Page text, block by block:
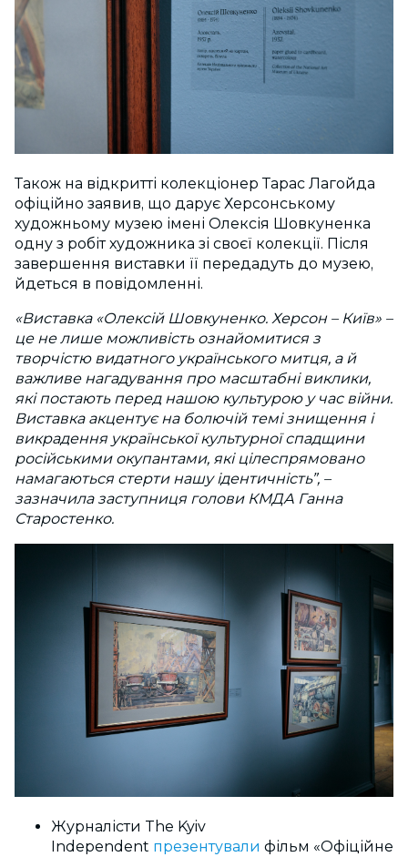
Також на відкритті колекціонер Тарас Лагойда
офіційно заявив, що дарує Херсонському
художньому музею імені Олексія Шовкуненка
одну з робіт художника зі своєї колекції. Після
завершення виставки її передадуть до музею,
йдеться в повідомленні.
«Виставка «Олексій Шовкуненко. Херсон – Київ» –
це не лише можливість ознайомитися з
творчістю видатного українського митця, а й
важливе нагадування про масштабні виклики,
які постають перед нашою культурою у час війни.
Виставка акцентує на болючій темі знищення і
викрадення української культурної спадщини
російськими окупантами, які цілеспрямовано
намагаються стерти нашу ідентичність”, –
зазначила заступниця голови КМДА Ганна
Старостенко.
Журналісти The Kyiv
Independent презентували фільм «Офіційне